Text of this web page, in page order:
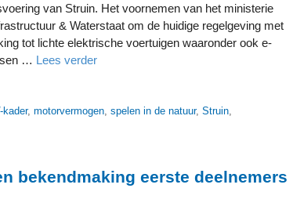
van Struin. Het voornemen van het ministerie
& Waterstaat om de huidige regelgeving met
tot lichte elektrische voertuigen waaronder ook e-
… Lees verder
kader,motorvermogen,spelen in de natuur,Struin,
bekendmaking eerste deelnemers